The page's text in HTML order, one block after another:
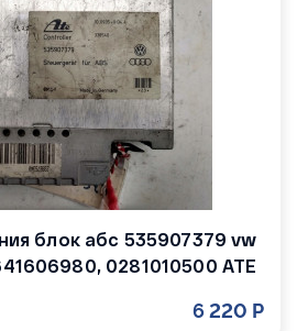
блок абс 535907379 vw
0281010500 ATE
6 220 Р